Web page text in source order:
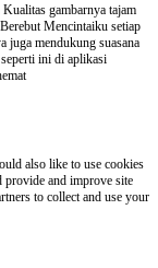
gambarnya tajam
Mencintaiku setiap
juga mendukung suasana
ini di aplikasi
also like to use cookies
provide and improve site
to collect and use your